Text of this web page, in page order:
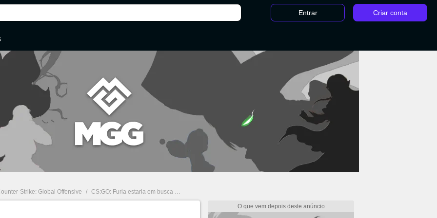
Entrar Criar conta
Strike: Global Offensive / CS:GO: Furia estaria em busca de substituto para HEN1